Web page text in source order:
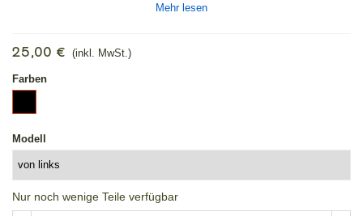
Mehr lesen
25,00 € (inkl. MwSt.)
Farben
Modell
Nur noch wenige Teile verfügbar